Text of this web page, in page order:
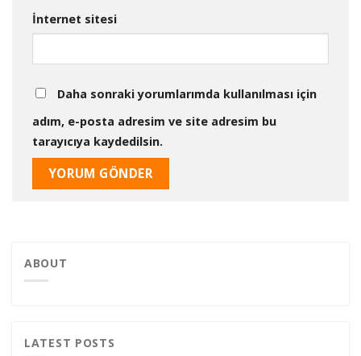
İnternet sitesi
Daha sonraki yorumlarımda kullanılması için
adım, e-posta adresim ve site adresim bu
tarayıcıya kaydedilsin.
ABOUT
LATEST POSTS